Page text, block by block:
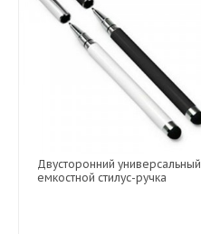
Двусторонний универсальный
емкостной стилус-ручка